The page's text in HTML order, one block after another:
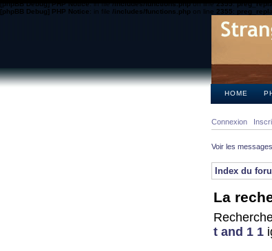
[phpBB Debug] PHP Notice: in file/includes/functions.phpon line2355:
[phpBB Debug] PHP Notice: in file /includes/functions.php on line 2355:
HOME
Connexion
Voir les
Index du
La
t and 1 1